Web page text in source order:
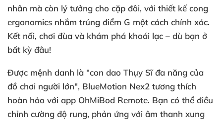
nhân mà còn lý tưởng cho cặp đôi, với thiết kế cong
ergonomics nhắm trúng điểm G một cách chính xác.
Kết nối, chơi đùa và khám phá khoái lạc – dù bạn ở
bất kỳ đâu!
Được mệnh danh là "con dao Thụy Sĩ đa năng của
đồ chơi người lớn", BlueMotion Nex2 tương thích
hoàn hảo với app OhMiBod Remote. Bạn có thể điều
chỉnh cường độ rung, phản ứng với âm thanh xung